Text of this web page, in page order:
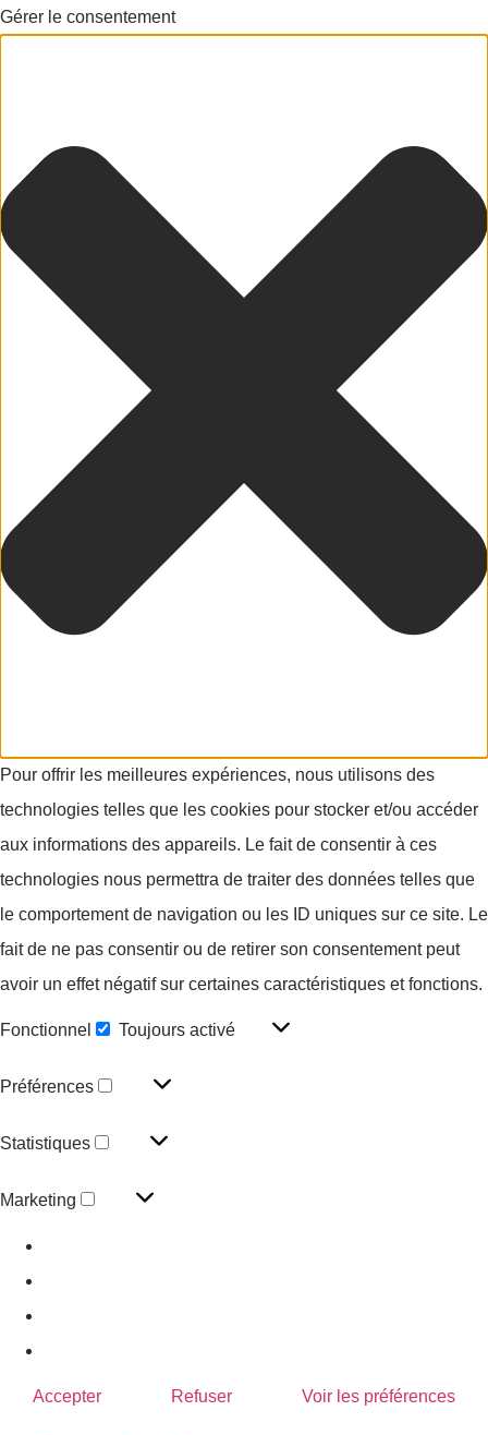
Gérer le consentement
Pour offrir les meilleures expériences, nous utilisons des
technologies telles que les cookies pour stocker et/ou accéder
aux informations des appareils. Le fait de consentir à ces
technologies nous permettra de traiter des données telles que
le comportement de navigation ou les ID uniques sur ce site. Le
fait de ne pas consentir ou de retirer son consentement peut
avoir un effet négatif sur certaines caractéristiques et fonctions.
Fonctionnel Toujours activé
Préférences
Statistiques
Marketing
Accepter Refuser Voir les préférences